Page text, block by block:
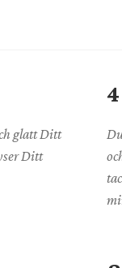
glatt Ditt
Ditt
4